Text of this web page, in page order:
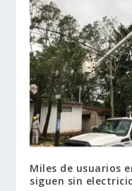
Miles de usuarios
siguen sin